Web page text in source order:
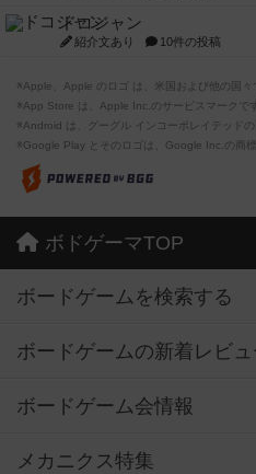
ドコジャン
紹介文あり 10件の投稿
※Apple、Apple のロゴ は、米国および他の国々
※App Store は、Apple Inc.のサービスマークです
※Android は、グーグル インコーポレイテッドの
※Google Play とそのロゴは、Google Inc.の商標
ボドゲーマTOP
ボードゲームを検索する
ボードゲームの新着レビュ
ボードゲーム会情報
メカニクス特集